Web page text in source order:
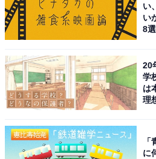
こちらもおすすめ
【山形県】「ジブ
地
い
い
8選
20
学
は
理
に